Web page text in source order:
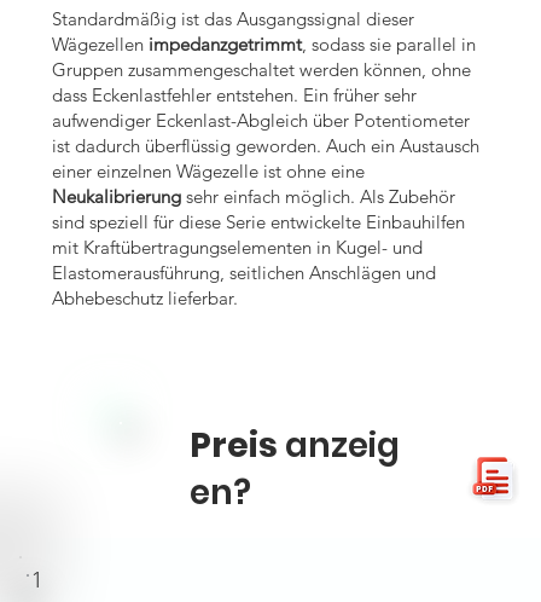
Standardmäßig ist das Ausgangssignal dieser
Wägezellen impedanzgetrimmt, sodass sie parallel in
Gruppen zusammengeschaltet werden können, ohne
dass Eckenlastfehler entstehen. Ein früher sehr
aufwendiger Eckenlast-Abgleich über Potentiometer
ist dadurch überflüssig geworden. Auch ein Austausch
einer einzelnen Wägezelle ist ohne eine
Neukalibrierungsehr einfach möglich. Als Zubehör
sind speziell für diese Serie entwickelte Einbauhilfen
mit Kraftübertragungselementen in Kugel- und
Elastomerausführung, seitlichen Anschlägen und
Abhebeschutz lieferbar.
1
Preis anzeig
en?